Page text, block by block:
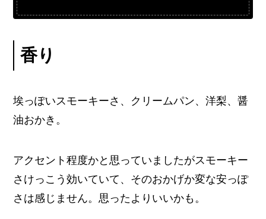
香り
埃っぽいスモーキーさ、クリームパン、洋梨、醤
油おかき。
アクセント程度かと思っていましたがスモーキー
さけっこう効いていて、そのおかげか変な安っぽ
さは感じません。思ったよりいいかも。